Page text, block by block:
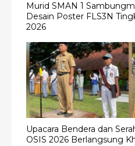
Murid SMAN 1
Desain Poster FLS3N
2026
Upacara Bendera dan
OSIS 2026 Berlangsung